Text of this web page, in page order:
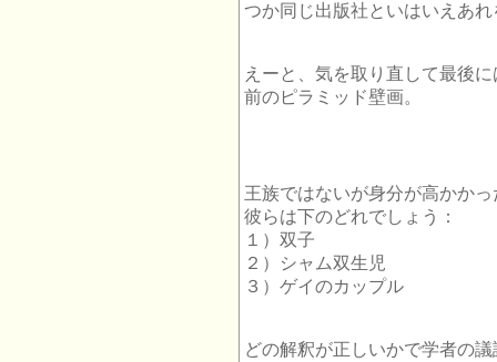
つか同じ出版社といはいえあ
えーと、気を取り直して最後
前のピラミッド壁画。
王族ではないが身分が高かか
彼らは下のどれでしょう：
１）双子
２）シャム双生児
３）ゲイのカップル
どの解釈が正しいかで学者の